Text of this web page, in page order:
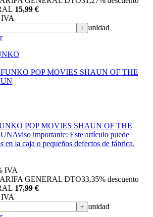
15,99 €
IVA
+ unidad
POP MOVIES SHAUN OF THE
Aviso importante: Este artículo puede
en la caja o pequeños defectos de fábrica.
IVA
GENERAL DTO33,35% descuento
17,99 €
IVA
+ unidad